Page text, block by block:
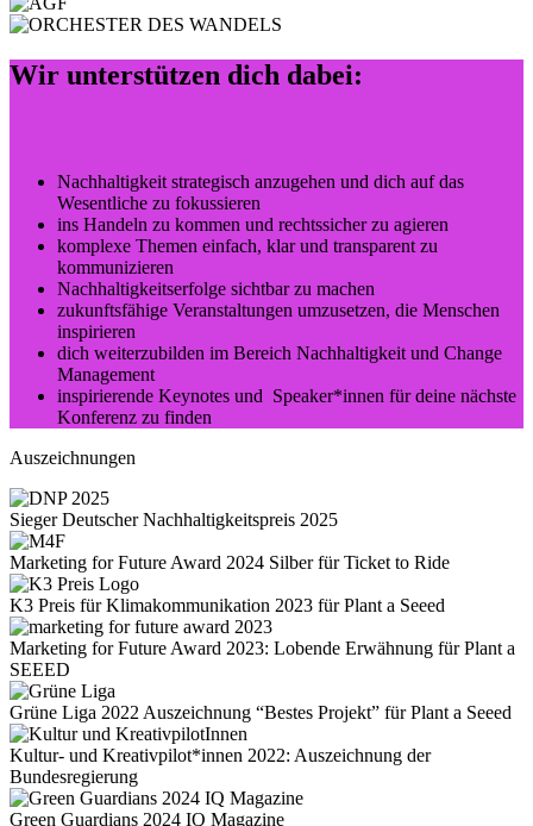
Wir unterstützen dich dabei:
Nachhaltigkeit strategisch anzugehen und dich auf das
Wesentliche zu fokussieren
ins Handeln zu kommen und rechtssicher zu agieren
komplexe Themen einfach, klar und transparent zu
kommunizieren
Nachhaltigkeitserfolge sichtbar zu machen
zukunftsfähige Veranstaltungen umzusetzen, die Menschen
inspirieren
dich weiterzubilden im Bereich Nachhaltigkeit und Change
Management
inspirierende Keynotes und Speaker*innen für deine nächste
Konferenz zu finden
Auszeichnungen
Sieger Deutscher Nachhaltigkeitspreis 2025
Marketing for Future Award 2024 Silber für Ticket to Ride
K3 Preis für Klimakommunikation 2023 für Plant a Seeed
Marketing for Future Award 2023: Lobende Erwähnung für Plant a
SEEED
Grüne Liga 2022 Auszeichnung “Bestes Projekt” für Plant a Seeed
Kultur- und Kreativpilot*innen 2022: Auszeichnung der
Bundesregierung
Green Guardians 2024 IQ Magazine